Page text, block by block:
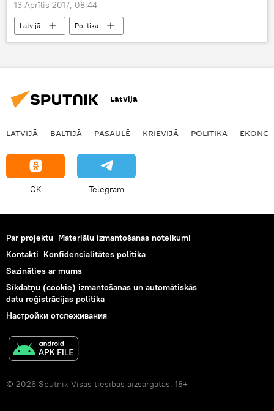
13 Aprīlis 2017, 08:44
Latvijā Politika
Latvija
LATVIJĀ BALTIJĀ PASAULĒ KRIEVIJĀ POLITIKA
OK Telegram
Par projektu Materiālu izmantošanas noteikumi
Kontakti Konfidencialitātes politika
Sazināties ar mums
Sīkdatņu (cookie) izmantošanas un automātiskās
datu reģistrācijas politika
Настройки отслеживания
© 2026 Sputnik Visas tiesības aizsargātas. 18+